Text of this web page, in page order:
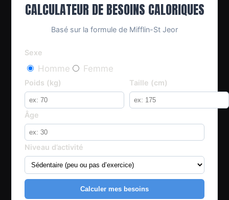
CALCULATEUR DE BESOINS CALORIQUES
Basé sur la formule de Mifflin-St Jeor
Sexe
Homme Femme
Poids (kg) Taille (cm)
Âge
Niveau d’activité
Calculer mes besoins